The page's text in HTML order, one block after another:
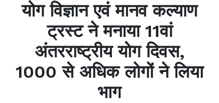
योग विज्ञान एवं मानव कल्याण
ट्रस्ट ने मनाया 11वां
अंतरराष्ट्रीय योग दिवस,
1000 से अधिक लोगों ने लिया
भाग